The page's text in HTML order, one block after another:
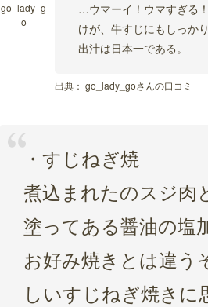
go_lady_g
o
…ウマーイ！ウマすぎる
けが、牛すじにもしっか
出汁は日本一である。
出典： go_lady_goさんの口コミ
・すじねぎ焼
煮込まれたのスジ肉
塗ってある醤油の塩
お好み焼きとは違う
しいすじねぎ焼き